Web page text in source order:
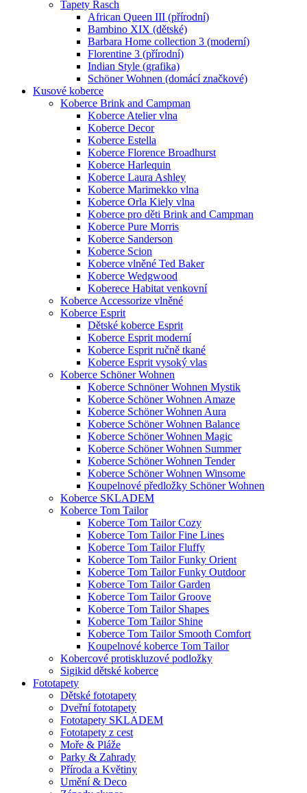
Tapety Rasch
African Queen III (přírodní)
Bambino XIX (dětské)
Barbara Home collection 3 (moderní)
Florentine 3 (přírodní)
Indian Style (grafika)
Schöner Wohnen (domácí značkové)
Kusové koberce
Koberce Brink and Campman
Koberce Atelier vlna
Koberce Decor
Koberce Estella
Koberce Florence Broadhurst
Koberce Harlequin
Koberce Laura Ashley
Koberce Marimekko vlna
Koberce Orla Kiely vlna
Koberce pro děti Brink and Campman
Koberce Pure Morris
Koberce Sanderson
Koberce Scion
Koberce vlněné Ted Baker
Koberce Wedgwood
Koberece Habitat venkovní
Koberce Accessorize vlněné
Koberce Esprit
Dětské koberce Esprit
Koberce Esprit moderní
Koberce Esprit ručně tkané
Koberce Esprit vysoký vlas
Koberce Schöner Wohnen
Koberce Schnöner Wohnen Mystik
Koberce Schöner Wohnen Amaze
Koberce Schöner Wohnen Aura
Koberce Schöner Wohnen Balance
Koberce Schöner Wohnen Magic
Koberce Schöner Wohnen Summer
Koberce Schöner Wohnen Tender
Koberce Schöner Wohnen Winsome
Koupelnové předložky Schöner Wohnen
Koberce SKLADEM
Koberce Tom Tailor
Koberce Tom Tailor Cozy
Koberce Tom Tailor Fine Lines
Koberce Tom Tailor Fluffy
Koberce Tom Tailor Funky Orient
Koberce Tom Tailor Funky Outdoor
Koberce Tom Tailor Garden
Koberce Tom Tailor Groove
Koberce Tom Tailor Shapes
Koberce Tom Tailor Shine
Koberce Tom Tailor Smooth Comfort
Koupelnové koberce Tom Tailor
Kobercové protiskluzové podložky
Sigikid dětské koberce
Fototapety
Dětské fototapety
Dveřní fototapety
Fototapety SKLADEM
Fototapety z cest
Moře & Pláže
Parky & Zahrady
Příroda a Květiny
Umění & Deco